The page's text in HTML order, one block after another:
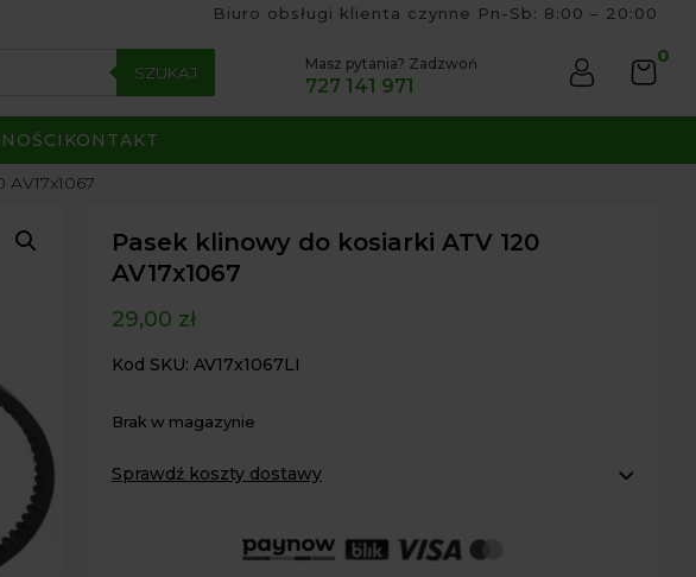
Biuro obsługi klienta czynne Pn-Sb: 8:00 – 20:00
SZUKAJ Masz pytania? Zadzwoń
727 141 971
0
KONTAKT
Pasek klinowy do kosiarki ATV 120
AV17x1067
29,00 zł
Kod SKU: AV17x1067LI
Brak w magazynie
Sprawdź koszty dostawy
Odbiór osobisty:Oblekoń 156a, 28-133 Pacanów